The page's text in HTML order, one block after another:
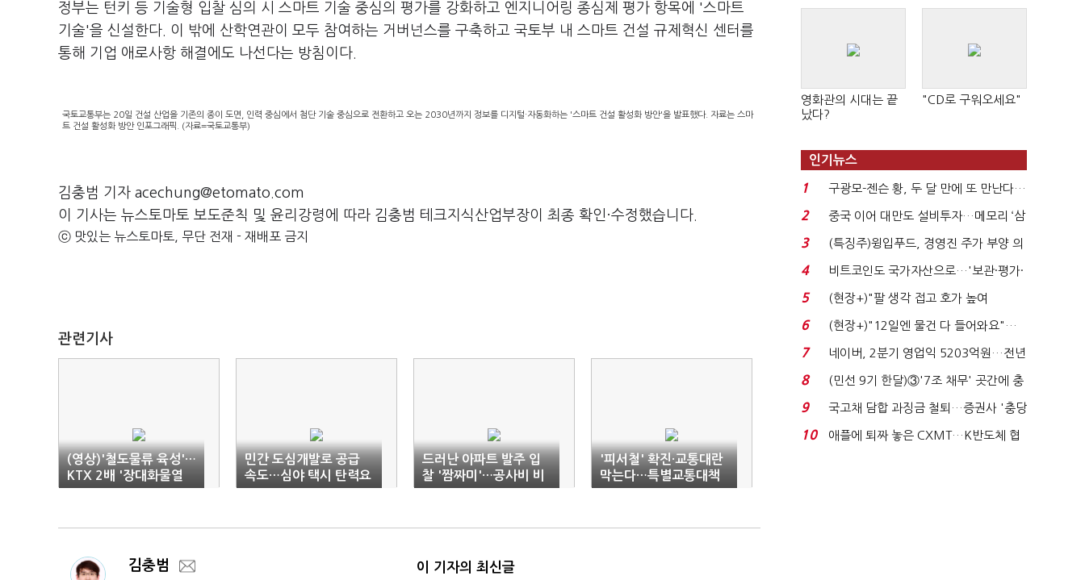
정부는 턴키 등 기술형 입찰 심의 시 스마트 기술 중심의 평가를 강화하고 엔지니어링 종심제 평가 항목에 '스마트
기술'을 신설한다. 이 밖에 산학연관이 모두 참여하는 거버넌스를 구축하고 국토부 내 스마트 건설 규제혁신 센터를
통해 기업 애로사항 해결에도 나선다는 방침이다.
국토교통부는 20일 건설 산업을 기존의 종이 도면, 인력 중심에서 첨단 기술 중심으로 전환하고 오는 2030년까지 정보를 디지털·자동화하는 '스마트 건설 활성화 방안'을 발표했다. 자료는 스마
트 건설 활성화 방안 인포그래픽. (자료=국토교통부)
김충범 기자 acechung@etomato.com
이 기사는 뉴스토마토 보도준칙 및 윤리강령에 따라 김충범 테크지식산업부장이 최종 확인·수정했습니다.
ⓒ 맛있는 뉴스토마토, 무단 전재 - 재배포 금지
관련기사
(영상)'철도물류 육성'…
KTX 2배 '장대화물열
차' 달린다
민간 도심개발로 공급
속도…심야 택시 탄력요
금제 도입
드러난 아파트 발주 입
찰 '짬짜미'…공사비 비
교 모니터링 등 재발 방
'피서철' 확진·교통대란
막는다…특별교통대책
가동
김충범 이 기자의 최신글
영화관의 시대는 끝
났다?
"CD로 구워오세요"
인기뉴스
1
구광모-젠슨 황, 두 달 만에 또 만난다…
로봇·AI 등 논...
2
중국 이어 대만도 설비투자…메모리 ‘삼
국전쟁’
3
(특징주)윙입푸드, 경영진 주가 부양 의
지에 상한가...
4
비트코인도 국가자산으로…'보관·평가·
처분' 기준은 ...
5
(현장+)"팔 생각 접고 호가 높여
요"…'덜 똘똘한 한 채' 20...
6
(현장+)"12일엔 물건 다 들어와요"…
빈 매대 채우며 문 연 ...
7
네이버, 2분기 영업익 5203억원…전년
비 0.2% 감소...
8
(민선 9기 한달)③'7조 채무' 곳간에 충
격…추미애, 20년...
9
국고채 담합 과징금 철퇴…증권사 '충당
금 폭탄' 우려...
10
애플에 퇴짜 놓은 CXMT…K반도체 협